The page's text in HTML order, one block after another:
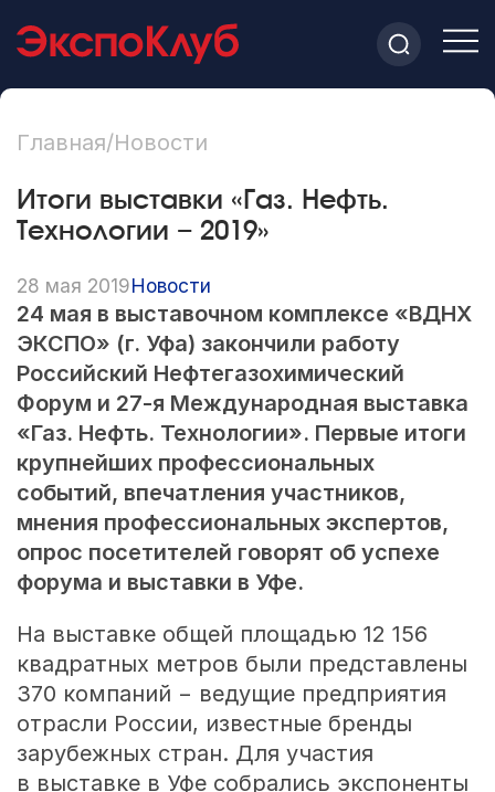
Главная/Новости
Итоги выставки «Газ. Нефть.
Технологии − 2019»
28 мая 2019Новости
24 мая в выставочном комплексе «ВДНХ
ЭКСПО» (г. Уфа) закончили работу
Российский Нефтегазохимический
Форум и 27-я Международная выставка
«Газ. Нефть. Технологии». Первые итоги
крупнейших профессиональных
событий, впечатления участников,
мнения профессиональных экспертов,
опрос посетителей говорят об успехе
форума и выставки в Уфе.
На выставке общей площадью 12 156
квадратных метров были представлены
370 компаний − ведущие предприятия
отрасли России, известные бренды
зарубежных стран. Для участия
в выставке в Уфе собрались экспоненты